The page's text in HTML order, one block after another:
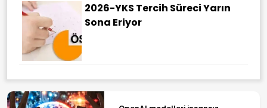
2026-YKS Tercih Süreci Yarın
Sona Eriyor